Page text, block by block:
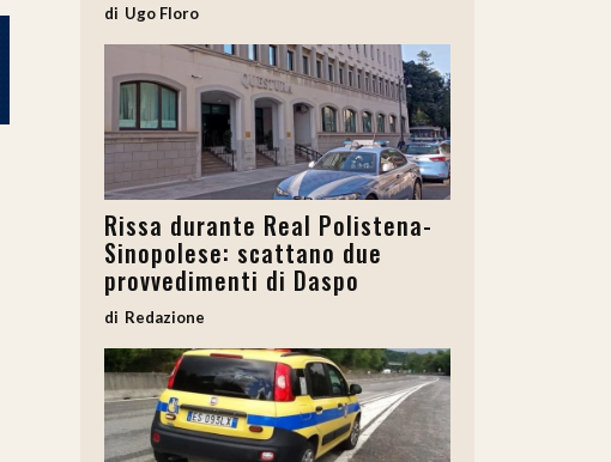
Ugo Floro
Rissa durante Real Polistena-
Sinopolese: scattano due
provvedimenti di Daspo
Redazione